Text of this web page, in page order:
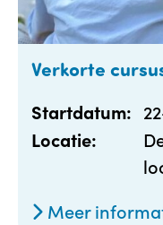
Verkorte
Startdatum:
Locatie:
Meer